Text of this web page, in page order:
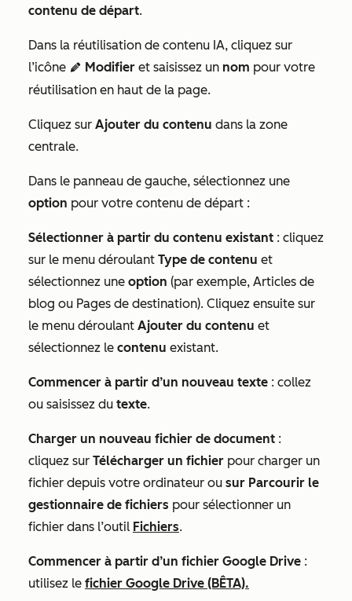
contenu de départ.
Dans la réutilisation de contenu IA, cliquez sur
l’icône edit Modifier et saisissez un nom pour votre
réutilisation en haut de la page.
Cliquez sur Ajouter du contenu dans la zone
centrale.
Dans le panneau de gauche, sélectionnez une
option pour votre contenu de départ :
Sélectionner à partir du contenu existant : cliquez
sur le menu déroulant Type de contenu et
sélectionnez une option (par exemple, Articles de
blog ou Pages de destination). Cliquez ensuite sur
le menu déroulant Ajouter du contenu et
sélectionnez le contenu existant.
Commencer à partir d’un nouveau texte : collez
ou saisissez du texte.
Charger un nouveau fichier de document :
cliquez sur Télécharger un fichier pour charger un
fichier depuis votre ordinateur ou sur Parcourir le
gestionnaire de fichiers pour sélectionner un
fichier dans l’outil Fichiers.
Commencer à partir d’un fichier Google Drive :
utilisez le fichier Google Drive (BÊTA).